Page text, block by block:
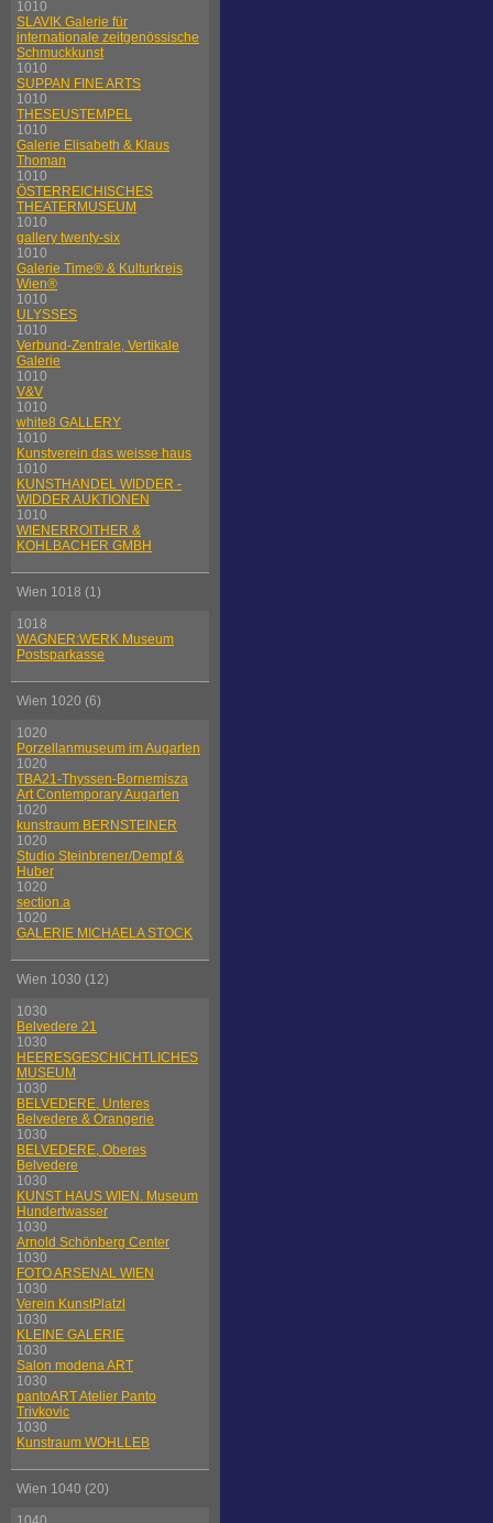
1010
SLAVIK Galerie für
internationale zeitgenössische
Schmuckkunst
1010
SUPPAN FINE ARTS
1010
THESEUSTEMPEL
1010
Galerie Elisabeth & Klaus
Thoman
1010
ÖSTERREICHISCHES
THEATERMUSEUM
1010
gallery twenty-six
1010
Galerie Time® & Kulturkreis
Wien®
1010
ULYSSES
1010
Verbund-Zentrale, Vertikale
Galerie
1010
V&V
1010
white8 GALLERY
1010
Kunstverein das weisse haus
1010
KUNSTHANDEL WIDDER -
WIDDER AUKTIONEN
1010
WIENERROITHER &
KOHLBACHER GMBH
Wien 1018 (1)
1018
WAGNER:WERK Museum
Postsparkasse
Wien 1020 (6)
1020
Porzellanmuseum im Augarten
1020
TBA21-Thyssen-Bornemisza
Art Contemporary Augarten
1020
kunstraum BERNSTEINER
1020
Studio Steinbrener/Dempf &
Huber
1020
section.a
1020
GALERIE MICHAELA STOCK
Wien 1030 (12)
1030
Belvedere 21
1030
HEERESGESCHICHTLICHES
MUSEUM
1030
BELVEDERE, Unteres
Belvedere & Orangerie
1030
BELVEDERE, Oberes
Belvedere
1030
KUNST HAUS WIEN. Museum
Hundertwasser
1030
Arnold Schönberg Center
1030
FOTO ARSENAL WIEN
1030
Verein KunstPlatzl
1030
KLEINE GALERIE
1030
Salon modena ART
1030
pantoART Atelier Panto
Trivkovic
1030
Kunstraum WOHLLEB
Wien 1040 (20)